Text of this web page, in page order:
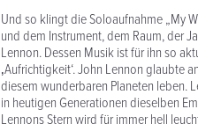
Und so klingt die Soloaufnahme „My
und dem Instrument, dem Raum, der
Lennon. Dessen Musik ist für ihn so
‚Aufrichtigkeit‘. John Lennon glaubte
diesem wunderbaren Planeten leben.
in heutigen Generationen dieselben
Lennons Stern wird für immer hell